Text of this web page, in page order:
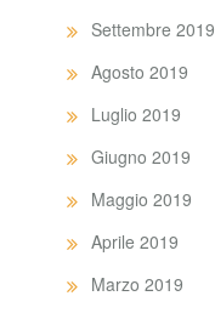
Settembre 2019
Agosto 2019
Luglio 2019
Giugno 2019
Maggio 2019
Aprile 2019
Marzo 2019